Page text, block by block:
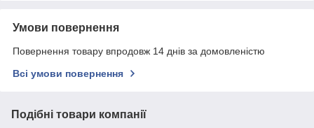
Умови повернення
Повернення товару впродовж 14 днів за домовленістю
Всі умови повернення
Подібні товари компанії